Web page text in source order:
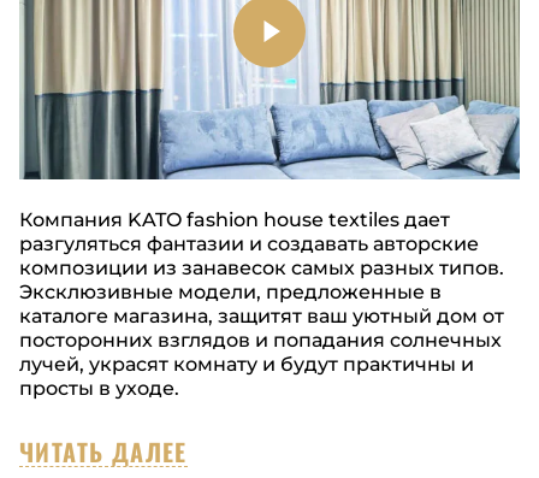
Компания KATO fashion house textiles дает
разгуляться фантазии и создавать авторские
композиции из занавесок самых разных типов.
Эксклюзивные модели, предложенные в
каталоге магазина, защитят ваш уютный дом от
посторонних взглядов и попадания солнечных
лучей, украсят комнату и будут практичны и
просты в уходе.
ЧИТАТЬ ДАЛЕЕ